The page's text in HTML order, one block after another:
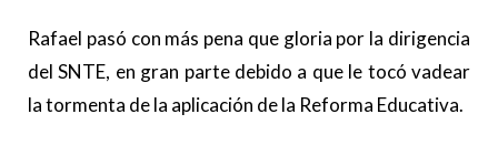
Rafael pasó con más pena que gloria por la dirigencia
del SNTE, en gran parte debido a que le tocó vadear
la tormenta de la aplicación de la Reforma Educativa.